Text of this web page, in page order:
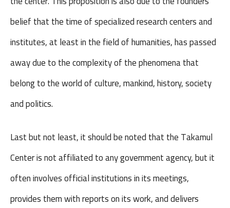
belief that the time of specialized research centers and
institutes, at least in the field of humanities, has passed
away due to the complexity of the phenomena that
belong to the world of culture, mankind, history, society
and politics.
Last but not least, it should be noted that the Takamul
Center is not affiliated to any government agency, but it
often involves official institutions in its meetings,
provides them with reports on its work, and delivers